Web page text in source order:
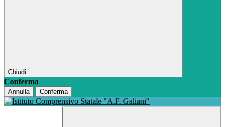
Chiudi
Conferma
Annulla Conferma